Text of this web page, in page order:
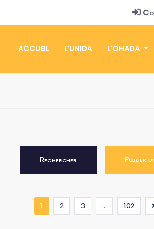
ACCUEIL L'UNIDA L'OHADA
Rechercher Publier
1 (current)
2 3 ... 102